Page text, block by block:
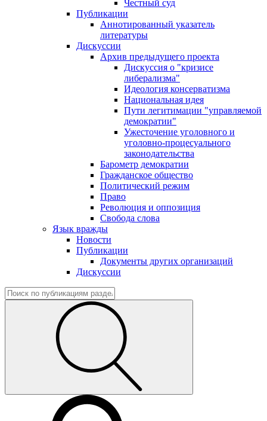
Честный суд
Публикации
Аннотированный указатель
литературы
Дискуссии
Архив предыдущего проекта
Дискуссия о "кризисе
либерализма"
Идеология консерватизма
Национальная идея
Пути легитимации "управляемой
демократии"
Ужесточение уголовного и
уголовно-процесуального
законодательства
Барометр демократии
Гражданское общество
Политический режим
Право
Революция и оппозиция
Свобода слова
Язык вражды
Новости
Публикации
Документы других организаций
Дискуссии